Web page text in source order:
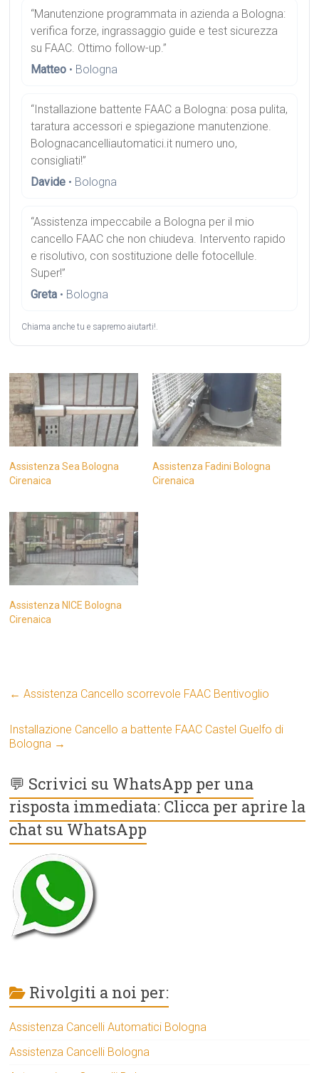
“Manutenzione programmata in azienda a Bologna:
verifica forze, ingrassaggio guide e test sicurezza
su FAAC. Ottimo follow-up.”
Matteo • Bologna
“Installazione battente FAAC a Bologna: posa pulita,
taratura accessori e spiegazione manutenzione.
Bolognacancelliautomatici.it numero uno,
consigliati!”
Davide • Bologna
“Assistenza impeccabile a Bologna per il mio
cancello FAAC che non chiudeva. Intervento rapido
e risolutivo, con sostituzione delle fotocellule.
Super!”
Greta • Bologna
Chiama anche tu e sapremo aiutarti!.
Assistenza Sea Bologna
Cirenaica
Assistenza Fadini Bologna
Cirenaica
Assistenza NICE Bologna
Cirenaica
← Assistenza Cancello scorrevole FAAC Bentivoglio
Installazione Cancello a battente FAAC Castel Guelfo di
Bologna →
💬 Scrivici su WhatsApp per una
risposta immediata: Clicca per aprire la
chat su WhatsApp
Rivolgiti a noi per:
Assistenza Cancelli Automatici Bologna
Assistenza Cancelli Bologna